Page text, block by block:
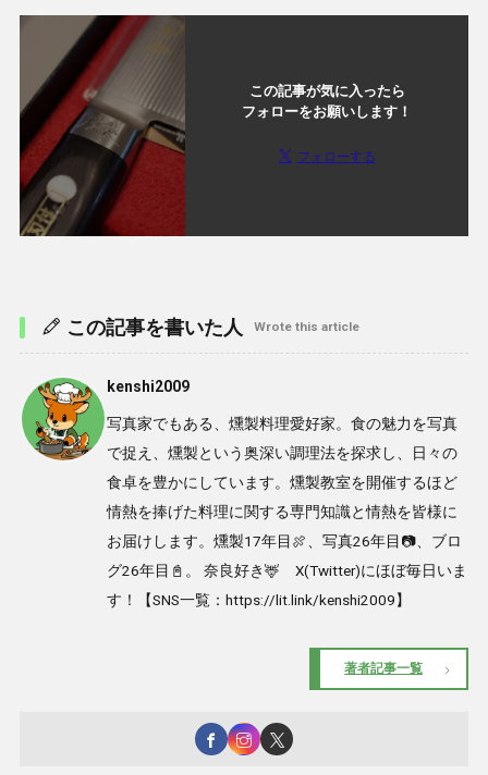
この記事が気に入ったら
フォローをお願いします！
フォローする
この記事を書いた人 Wrote this article
kenshi2009
写真家でもある、燻製料理愛好家。食の魅力を写真
で捉え、燻製という奥深い調理法を探求し、日々の
食卓を豊かにしています。燻製教室を開催するほど
情熱を捧げた料理に関する専門知識と情熱を皆様に
お届けします。燻製17年目🍖、写真26年目📷、ブロ
グ26年目📓。 奈良好き🦌 X(Twitter)にほぼ毎日いま
す！【SNS一覧：https://lit.link/kenshi2009】
著者記事一覧